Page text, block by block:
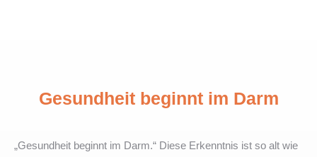
Gesundheit beginnt im Darm
„Gesundheit beginnt im Darm.“ Diese Erkenntnis ist so alt wie